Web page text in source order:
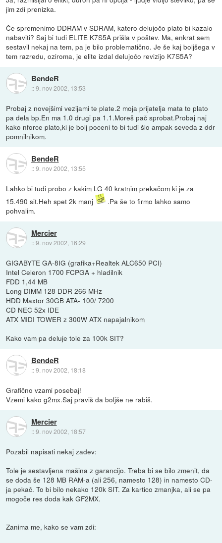
jim zdi prenizka.
Če spremenimo DDRAM v SDRAM, katero delujočo plato bi kazalo
nabaviti? Saj bi tudi ELITE K7S5A prišla v poštev. Ma, enkrat sem
sestavil nekaj na tem, pa je bilo problematično. Je še kaj boljšega v
tem razredu, oziroma, je elite izdal delujočo revizijo K7S5A?
BendeR
::9. nov 2002, 13:53
Probaj z novejšimi vezijami te plate.2 moja prijatelja mata to plato
pa dela bp.En ma 1.0 drugi pa 1.1.Moreš pač sprobat.Probaj naj
kako nforce plato,ki je bolj poceni to bi tudi šlo ampak seveda z ddr
pomnilnikom.
BendeR
::9. nov 2002, 13:55
Lahko bi tudi probo z kakim LG 40 kratnim prekačom ki je za
15.490 sit.Heh spet 2k manj
.Pa še to firmo lahko samo
pohvalim.
Mercier
::9. nov 2002, 16:29
GIGABYTE GA-8IG (grafika+Realtek ALC650 PCI)
Intel Celeron 1700 FCPGA + hladilnik
FDD 1,44 MB
Long DIMM 128 DDR 266 MHz
HDD Maxtor 30GB ATA- 100/ 7200
CD NEC 52x IDE
ATX MIDI TOWER z 300W ATX napajalnikom
Kako vam pa deluje tole za 100k SIT?
BendeR
::9. nov 2002, 18:18
Grafično vzami posebaj!
Vzemi kako g2mx.Saj praviš da boljše ne rabiš.
Mercier
::9. nov 2002, 18:57
Pozabil napisati nekaj zadev:
Tole je sestavljena mašina z garancijo. Treba bi se bilo zmenit, da
se doda še 128 MB RAM-a (ali 256, namesto 128) in namesto CD-
ja pekač. To bi bilo nekako 120k SIT. Za kartico zmanjka, ali se pa
mogoče res doda kak GF2MX.
Zanima me, kako se vam zdi: